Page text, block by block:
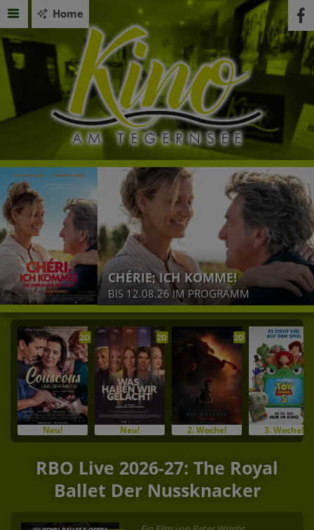
Home
CHÉRIE; ICH KOMME!
BIS 12.08.26 IM PROGRAMM
2D
Neu!
2D
Neu!
2D
2. Woche! 3. Woche!
RBO Live 2026-27: The Royal
Ballet Der Nussknacker